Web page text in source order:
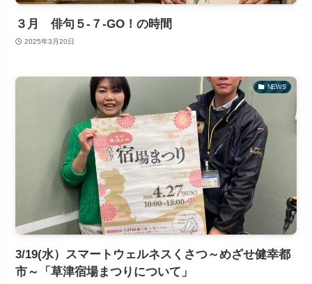
３月 俳句５-７-GO！の時間
2025年3月20日
NEWS
3/19(水）スマートウェルネスくさつ～めざせ健幸都
市～「草津宿場まつりについて」